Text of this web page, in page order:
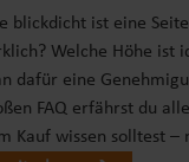
blickdicht ist eine
Welche Höhe ist
dafür eine
FAQ erfährst du
Kauf wissen solltest